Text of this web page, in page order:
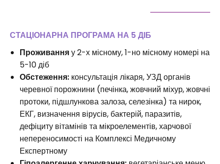
СТАЦІОНАРНА ПРОГРАМА НА 5 ДІБ
Проживанняу 2-х місному, 1-но місному номері на
5-10 діб
Обстеження: консультація лікаря, УЗД органів
черевної порожнини (печінка, жовчний міхур, жовчні
протоки, підшлункова залоза, селезінка) та нирок,
ЕКГ, визначення вірусів, бактерій, паразитів,
дефіциту вітамінів та мікроелементів, харчової
непереносимості на Комплексі Медичному
Експертному